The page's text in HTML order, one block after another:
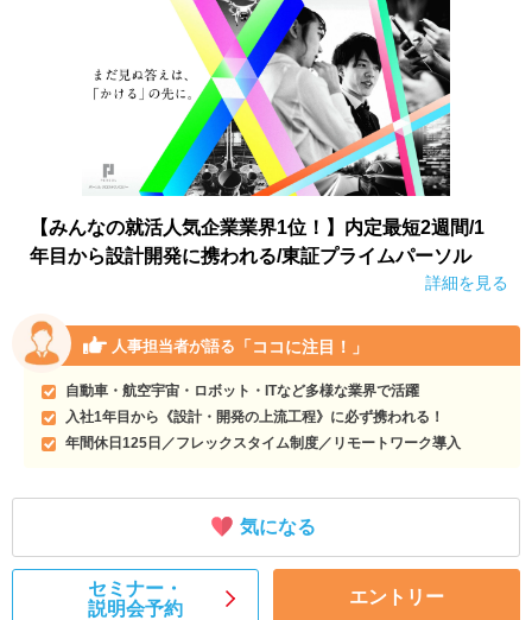
【みんなの就活人気企業業界1位！】内定最短2週間/1
年目から設計開発に携われる/東証プライムパーソル
詳細を見る
人事担当者が語る 「ココに注目！」
自動車・航空宇宙・ロボット・ITなど多様な業界で活躍
入社1年目から《設計・開発の上流工程》に必ず携われる！
年間休日125日／フレックスタイム制度／リモートワーク導入
気になる
セミナー・
説明会予約
エントリー